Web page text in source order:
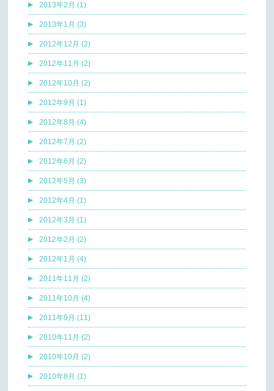
2013年2月 (1)
2013年1月 (3)
2012年12月 (2)
2012年11月 (2)
2012年10月 (2)
2012年9月 (1)
2012年8月 (4)
2012年7月 (2)
2012年6月 (2)
2012年5月 (3)
2012年4月 (1)
2012年3月 (1)
2012年2月 (2)
2012年1月 (4)
2011年11月 (2)
2011年10月 (4)
2011年9月 (11)
2010年11月 (2)
2010年10月 (2)
2010年8月 (1)